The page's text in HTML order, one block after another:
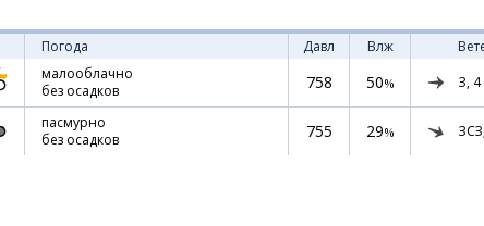
Погода Давл Влж
малооблачно
без осадков
758 50% З, 4
пасмурно
без осадков
755 29% ЗСЗ,